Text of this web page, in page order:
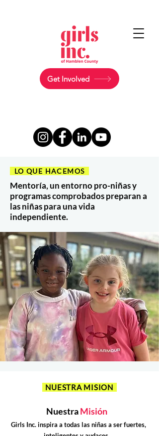
Get Involved
LO QUE HACEMOS
Mentoría, un entornopro-niñasy
programas comprobados preparan a
las niñas para una vida
independiente.
NUESTRA MISION
NuestraMisión
Girls Inc. inspira a todas las niñas a ser fuertes,